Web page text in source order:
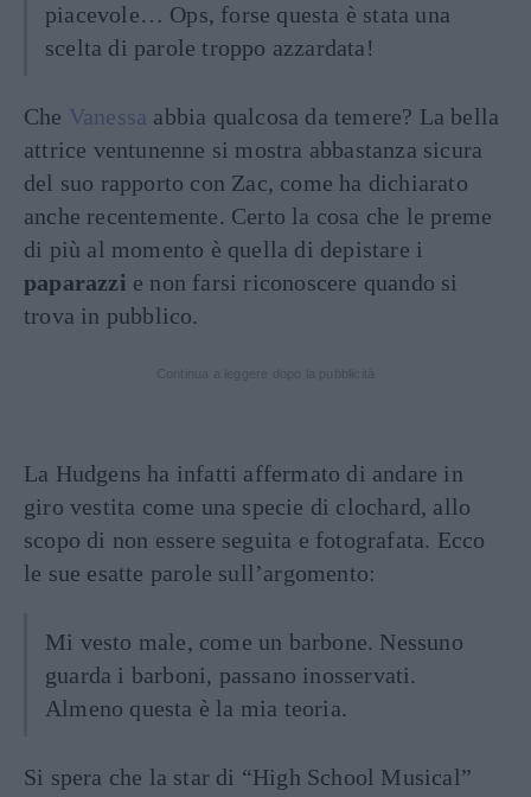
piacevole… Ops, forse questa è stata una
scelta di parole troppo azzardata!
Che Vanessa abbia qualcosa da temere? La bella
attrice ventunenne si mostra abbastanza sicura
del suo rapporto con Zac, come ha dichiarato
anche recentemente. Certo la cosa che le preme
di più al momento è quella di depistare i
paparazzi e non farsi riconoscere quando si
trova in pubblico.
La Hudgens ha infatti affermato di andare in
giro vestita come una specie di clochard, allo
scopo di non essere seguita e fotografata. Ecco
le sue esatte parole sull’argomento:
Mi vesto male, come un barbone. Nessuno
guarda i barboni, passano inosservati.
Almeno questa è la mia teoria.
Si spera che la star di “High School Musical”